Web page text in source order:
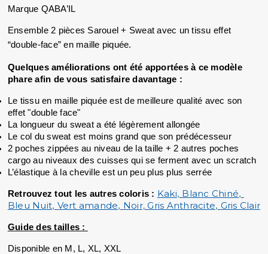
Marque QABA’IL
Ensemble 2 pièces Sarouel + Sweat avec un tissu effet
“double-face” en maille piquée.
Quelques améliorations ont été apportées à ce modèle
phare afin de vous satisfaire davantage :
Le tissu en maille piquée est de meilleure qualité avec son
effet "double face"
La longueur du sweat a été légèrement allongée
Le col du sweat est moins grand que son prédécesseur
2 poches zippées au niveau de la taille + 2 autres poches
cargo au niveaux des cuisses qui se ferment avec un scratch
L’élastique à la cheville est un peu plus plus serrée
Retrouvez tout les autres coloris : Kaki, Blanc Chiné
Bleu Nuit, Vert amande, Noir, Gris Anthracite, Gris Clair
Guide des tailles :
Disponible en M, L, XL, XXL